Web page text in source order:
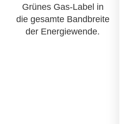
Grünes Gas-Label in
die gesamte Bandbreite
der Energiewende.